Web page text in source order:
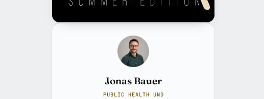
Jonas Bauer
PUBLIC HEALTH UND